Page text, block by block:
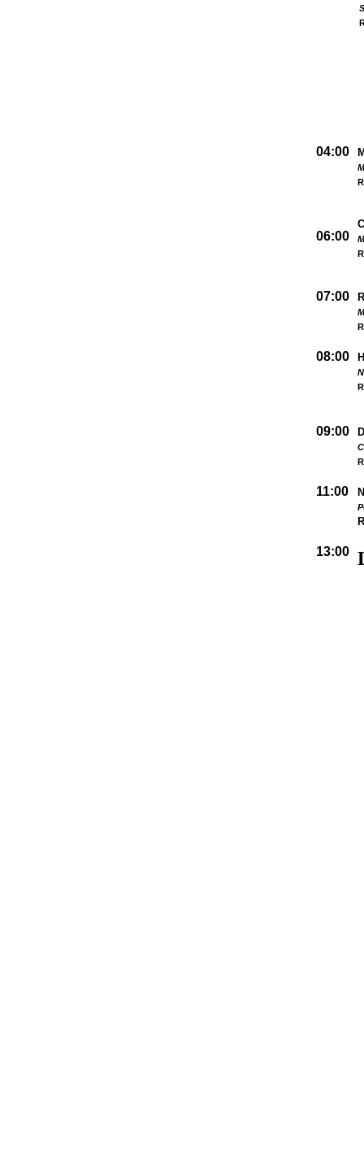
04:00
06:00
07:00
08:00
09:00
11:00
13:00